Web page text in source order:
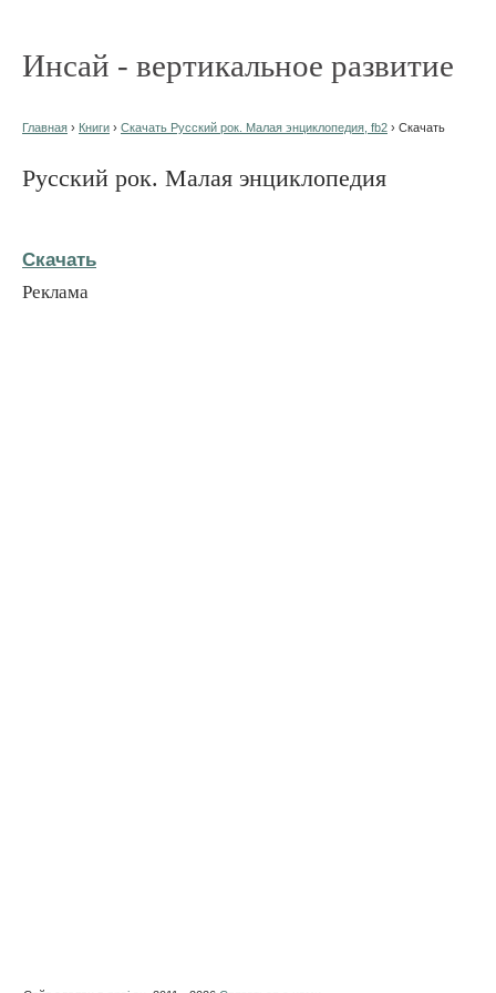
Инсай - вертикальное развитие
Главная › Книги › Скачать Русский рок. Малая энциклопедия, fb2 › Скачать
Русский рок. Малая энциклопедия
Скачать
Реклама